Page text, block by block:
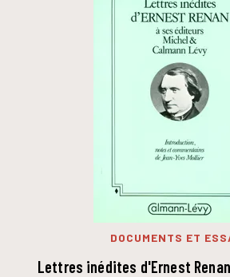
DOCUMENTS ET
Lettres inédites d'Ernest